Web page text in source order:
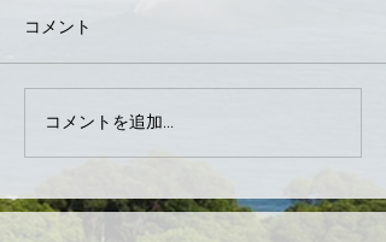
コメント
コメントを追加…